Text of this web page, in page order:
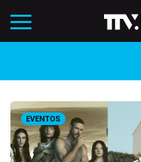
EVENTOS